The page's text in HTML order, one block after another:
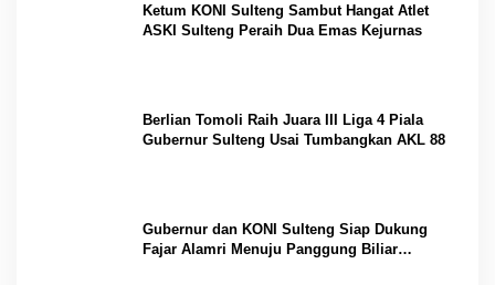
Ketum KONI Sulteng Sambut Hangat Atlet
ASKI Sulteng Peraih Dua Emas Kejurnas
Berlian Tomoli Raih Juara III Liga 4 Piala
Gubernur Sulteng Usai Tumbangkan AKL 88
Gubernur dan KONI Sulteng Siap Dukung
Fajar Alamri Menuju Panggung Biliar